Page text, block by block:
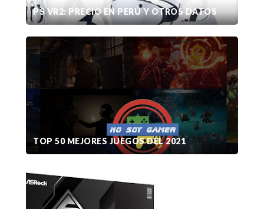
PS VR2: PRECIO EN PERÚ Y OTROS DATOS
TOP 50 MEJORES JUEGOS DEL 2021